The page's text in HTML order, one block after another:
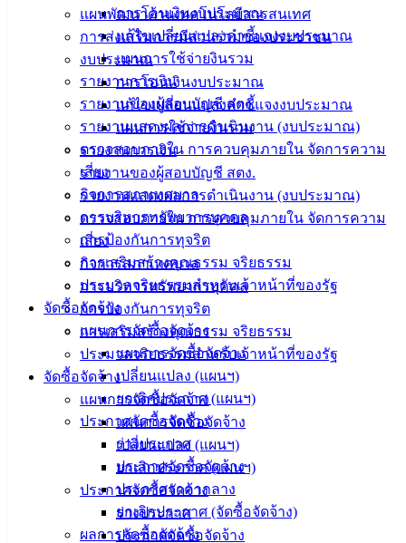
การโอนเงินงบประมาณ
แก้ไขเปลี่ยนแปลงคำชี้แจงงบประมาณ
แผนการใช้จ่ายงินรวม
รายงานการเงิน
รายงานของผู้สอบบัญชี สตง.
รายงานแสดงผลการดำเนินงาน (งบประมาณ)
ตรวจสอบภายใน การควบคุมภายใน จัดการความ
เสี่ยง
กิจการสภาเทศบาล
การบริหารทรัพยากรบุคคล
การป้องกันการทุจริต
การเสริมสร้างคุณธรรม จริยธรรม
ประมวลจริยธรรมสำหรับเจ้าหน้าที่ของรัฐ
จัดซื้อจัดจ้าง
แผนการจัดซื้อจัดจ้าง
แผนการจัดซื้อจัดจ้าง
เปลี่ยนแปลง (แผนฯ)
ยกเลิกประกาศ (แผนฯ)
ประกาศจัดซื้อจัดจ้าง
ร่างประกาศ
ประกาศจัดซื้อจัดจ้าง
ประกาศราคากลาง
ยกเลิกประกาศ (จัดซื้อจัดจ้าง)
ผลการจัดซื้อจัดจ้าง
แผนพัฒนาด้านเทคโนโลยีสารสนเทศ
การส่งเสริมการมีส่วนร่วมของประชาชน
งบประมาณ
การโอนเงินงบประมาณ
แก้ไขเปลี่ยนแปลงคำชี้แจงงบประมาณ
แผนการใช้จ่ายงินรวม
รายงานการเงิน
รายงานของผู้สอบบัญชี สตง.
รายงานแสดงผลการดำเนินงาน (งบประมาณ)
ตรวจสอบภายใน การควบคุมภายใน จัดการความ
เสี่ยง
กิจการสภาเทศบาล
การบริหารทรัพยากรบุคคล
การป้องกันการทุจริต
การเสริมสร้างคุณธรรม จริยธรรม
ประมวลจริยธรรมสำหรับเจ้าหน้าที่ของรัฐ
จัดซื้อจัดจ้าง
แผนการจัดซื้อจัดจ้าง
แผนการจัดซื้อจัดจ้าง
เปลี่ยนแปลง (แผนฯ)
ยกเลิกประกาศ (แผนฯ)
ประกาศจัดซื้อจัดจ้าง
ร่างประกาศ
ประกาศจัดซื้อจัดจ้าง
ข่าวสาร
ข้อมูล
ข่าวสาร
อิเล็กทรอนิกส์
ความรู้
(Knowledge
Management)
เทศบาล
สายตรง
นายก
เทศบาล
หัวหน้า